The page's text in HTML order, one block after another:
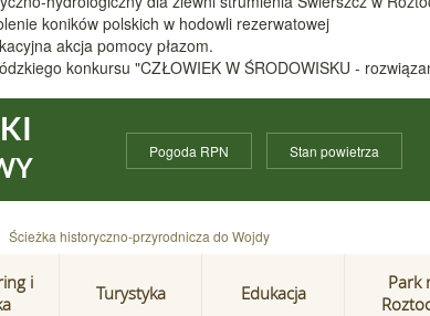
koników polskich w hodowli rezerwatowej
akcja pomocy płazom.
konkursu "CZŁOWIEK W ŚRODOWISKU -
Pogoda RPN Stan powietrza
Ścieżka historyczno-przyrodnicza do Wojdy
i
Turystyka Edukacja
Park